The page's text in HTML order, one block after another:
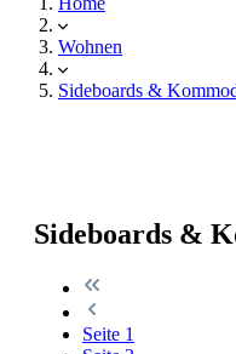
Wohnen
Sideboards &
Sideboards &
Seite 1